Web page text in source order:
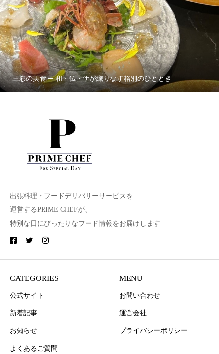
三彩の美食 ─ 和・仏・伊が織りなす格別のひととき
出張料理・フードデリバリーサービスを
運営するPRIME CHEFが、
特別な日にぴったりなフード情報をお届けします
CATEGORIES
公式サイト
新着記事
お知らせ
よくあるご質問
MENU
お問い合わせ
運営会社
プライバシーポリシー